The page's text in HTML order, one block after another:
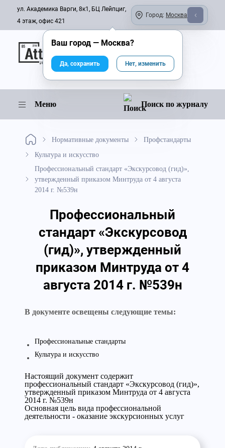
ул. Академика Варги, 8к1, БЦ Лейпциг,
4 этаж, офис 421
Город: Москва
Онлайн-журнал
Меню Поиск по журналу
Нормативные документы
Профстандарты
Культура и искусство
Профессиональный стандарт «Экскурсовод (гид)»,
утвержденный приказом Минтруда от 4 августа
2014 г. №539н
Профессиональный
стандарт «Экскурсовод
(гид)», утвержденный
приказом Минтруда от 4
августа 2014 г. №539н
В документе освещены следующие темы:
Профессиональные стандарты
Культура и искусство
Настоящий документ содержит
профессиональный стандарт «Экскурсовод (гид)»,
утвержденный приказом Минтруда от 4 августа
2014 г. №539н
Основная цель вида профессиональной
деятельности - оказание экскурсионных услуг
Ваш город — Москва?
Да, сохранить Нет, изменить